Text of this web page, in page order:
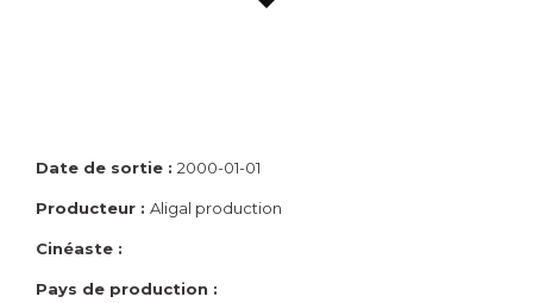
Date de sortie : 2000-01-01
Producteur : Aligal production
Cinéaste :
Pays de production :